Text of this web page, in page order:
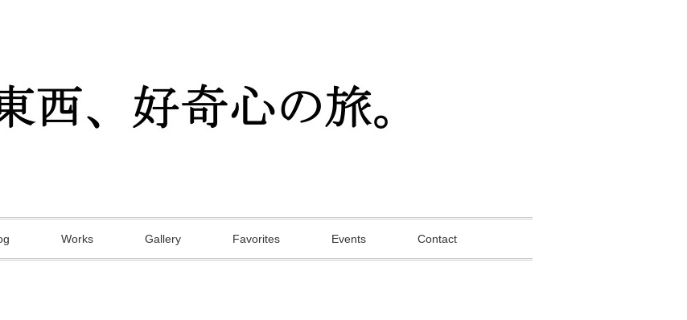
Works Gallery Favorites Events Contact